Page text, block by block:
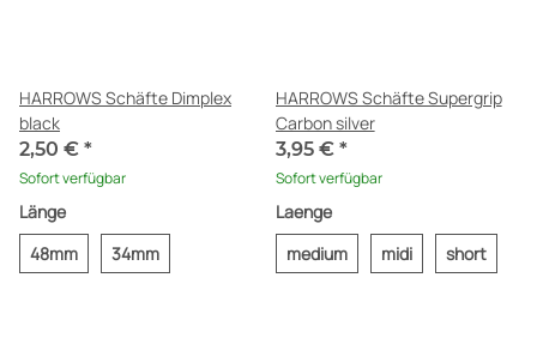
HARROWS Schäfte Dimplex
black
2,50 € *
Sofort verfügbar
Länge
48mm
34mm
HARROWS Schäfte Supergrip
Carbon silver
3,95 € *
Sofort verfügbar
Laenge
medium
midi short